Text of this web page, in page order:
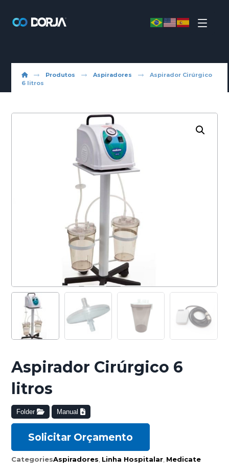
Produtos Aspiradores
Aspirador Cirúrgico
6 litros
Aspirador Cirúrgico 6
litros
Folder Manual
Solicitar Orçamento
CategoriesAspiradores Linha Hospitalar Medicate